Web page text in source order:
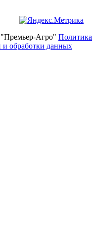
Агро" Политика
и обработки данных